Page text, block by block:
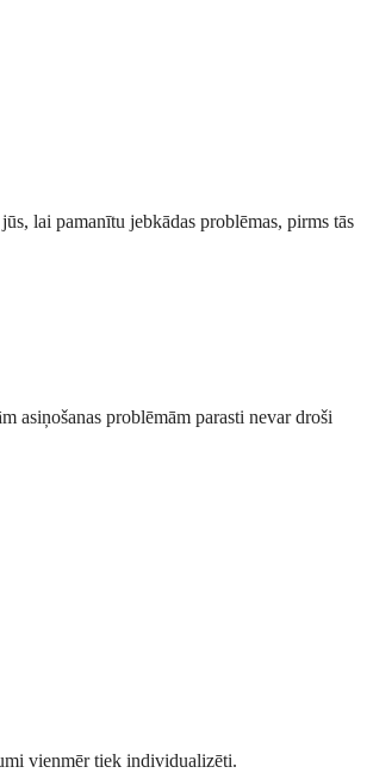
lai pamanītu jebkādas problēmas, pirms tās
asiņošanas problēmām parasti nevar droši
vienmēr tiek individualizēti.